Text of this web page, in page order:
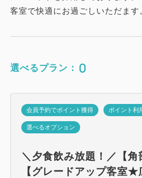
客室で快適にお過ごしいただます
選べるプラン： 0
会員予約でポイント獲得 ポイント利
選べるオプション
＼夕食飲み放題！／【角
【グレードアップ客室